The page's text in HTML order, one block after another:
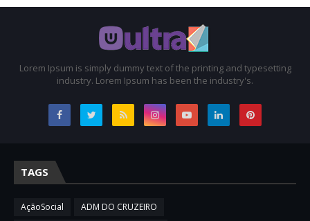
Lorem Ipsum is simply dummy text of the printing and typesetting
industry. Lorem Ipsum has been the industry's.
TAGS
AçãoSocial
ADM DO CRUZEIRO